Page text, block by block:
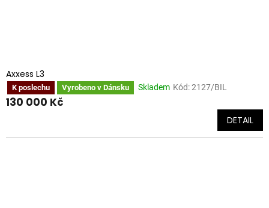
Axxess L3
K poslechu Vyrobeno v Dánsku Skladem Kód:2127/BIL
130 000 Kč
DETAIL